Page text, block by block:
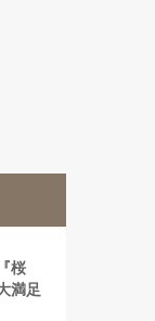
桜
満足